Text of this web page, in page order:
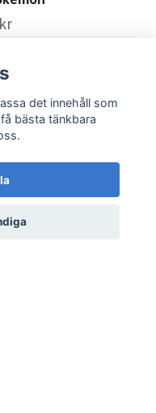
det innehåll som
bästa tänkbara